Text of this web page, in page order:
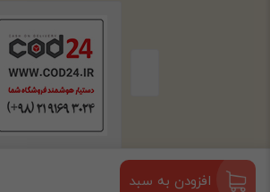
افزودن به سبد
استفاده از مطالب فروشگاه اینترنتی کارتن سازی